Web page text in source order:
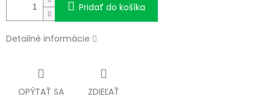
Pridať do košíka
Detailné informácie
OPÝTAŤ SA ZDIEĽAŤ